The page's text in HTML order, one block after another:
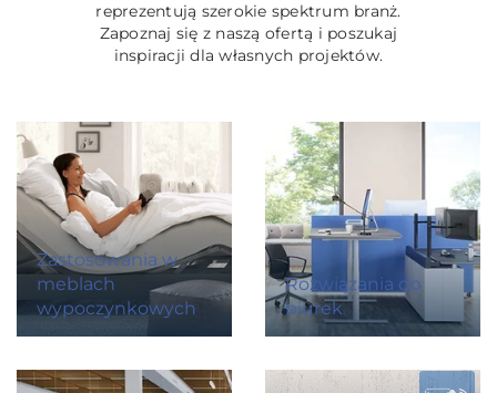
reprezentują szerokie spektrum branż.
Zapoznaj się z naszą ofertą i poszukaj
inspiracji dla własnych projektów.
Zastosowania w
meblach
wypoczynkowych
Rozwiązania do
biurek